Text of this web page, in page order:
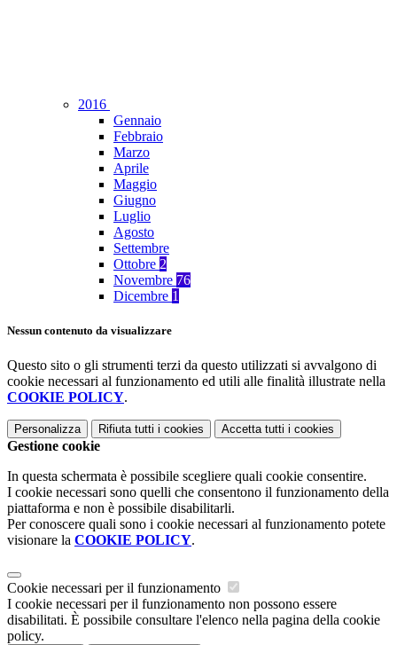
2016
Gennaio
Febbraio
Marzo
Aprile
Maggio
Giugno
Luglio
Agosto
Settembre
Ottobre 2
Novembre 76
Dicembre 1
Nessun contenuto da visualizzare
Questo sito o gli strumenti terzi da questo utilizzati si avvalgono di
cookie necessari al funzionamento ed utili alle finalità illustrate nella
COOKIE POLICY.
Personalizza Rifiuta tutti i cookies Accetta tutti i cookies
Gestione cookie
In questa schermata è possibile scegliere quali cookie consentire.
I cookie necessari sono quelli che consentono il funzionamento della
piattaforma e non è possibile disabilitarli.
Per conoscere quali sono i cookie necessari al funzionamento potete
visionare la COOKIE POLICY.
Cookie necessari per il funzionamento
I cookie necessari per il funzionamento non possono essere
disabilitati. È possibile consultare l'elenco nella pagina della cookie
policy.